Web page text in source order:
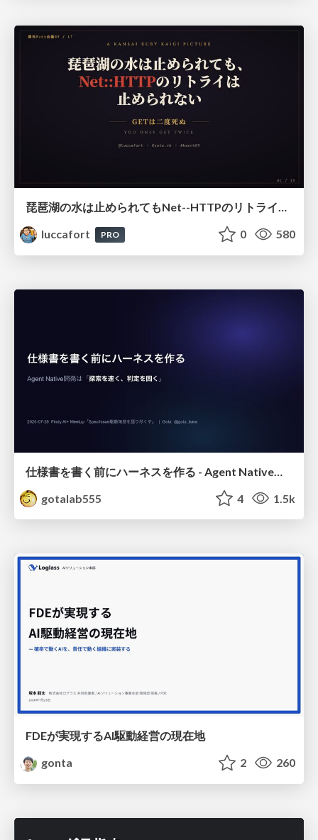
琵琶湖の水は止められてもNet--HTTPのリトライは止められない / You might be able to stop the water flow of Lake Biwa but you can't stop Net::HTTP retries
luccafort
PRO 0 580
gotalab555
4 1.5k
FDEが実現するAI駆動経営の現在地
gonta
2 260